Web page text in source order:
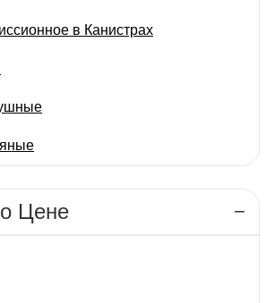
от
и
идеальную адгезию
в Канистрах
Цене